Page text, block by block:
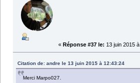
« Réponse #37 le: 13 juin 2015
Citation de: andre le 13 juin 2015 à 12:43:24
Merci Marpo027.